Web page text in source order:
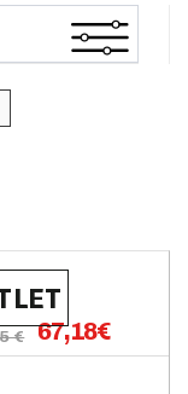
€ 67,18€